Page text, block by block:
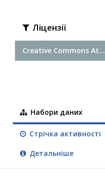
Ліцензії
Creative Commons At...
Набори даних
Стрічка активності
Детальніше